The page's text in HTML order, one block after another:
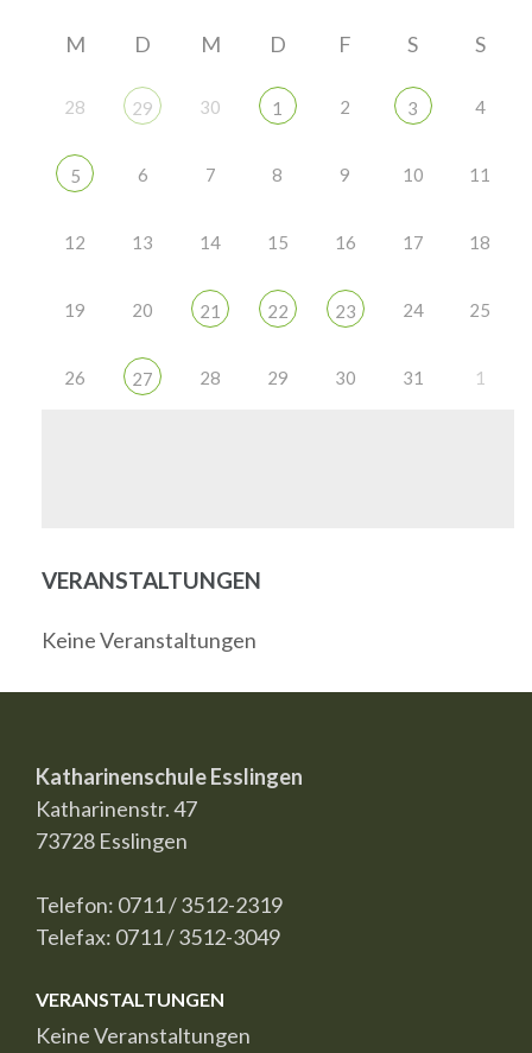
M D M D F S S
28 29 30 1 2 3 4
5 6 7 8 9 10 11
12 13 14 15 16 17 18
19 20 21 22 23 24 25
26 27 28 29 30 31 1
VERANSTALTUNGEN
Keine Veranstaltungen
Katharinenschule Esslingen
Katharinenstr. 47
73728 Esslingen
Telefon: 0711 / 3512-2319
Telefax: 0711 / 3512-3049
VERANSTALTUNGEN
Keine Veranstaltungen